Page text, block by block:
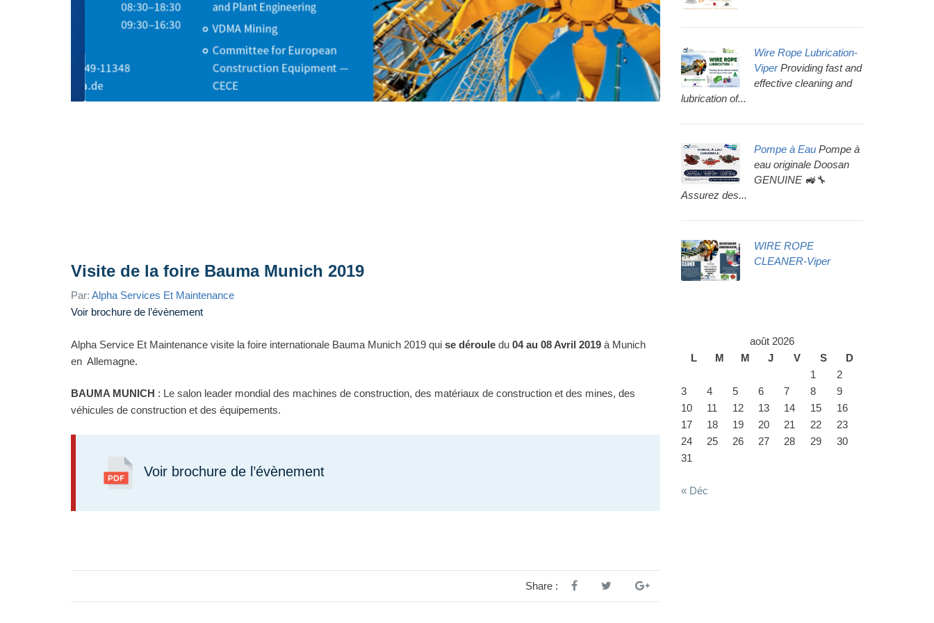
Visite de la foire Bauma Munich 2019
Par: Alpha Services Et Maintenance
Voir brochure de l’évènement
Alpha Service Et Maintenance visite la foire internationale Bauma Munich 2019 qui se déroule du 04 au 08 Avril 2019 à Munich
en Allemagne.
BAUMA MUNICH : Le salon leader mondial des machines de construction, des matériaux de construction et des mines, des
véhicules de construction et des équipements.
Voir brochure de l’évènement
Share :
Wire Rope Lubrication-
Viper Providing fast and
effective cleaning and
lubrication of...
Pompe à Eau Pompe à
eau originale Doosan
GENUINE 🚜🔧
Assurez des...
WIRE ROPE
CLEANER-Viper
août 2026
L
M M J V S
D
1
2
3
4 5 6 7 8
9
10
11 12 13 14 15
16
17
18 19 20 21 22
23
24
25 26 27 28 29
30
31
« Déc